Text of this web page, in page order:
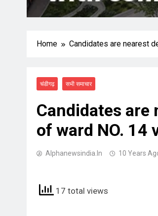
Home Candidates are nearest
चंडीगढ़ सभी समाचार
Candidates are
of ward NO. 14
Alphanewsindia.in 10 Years
17 total views